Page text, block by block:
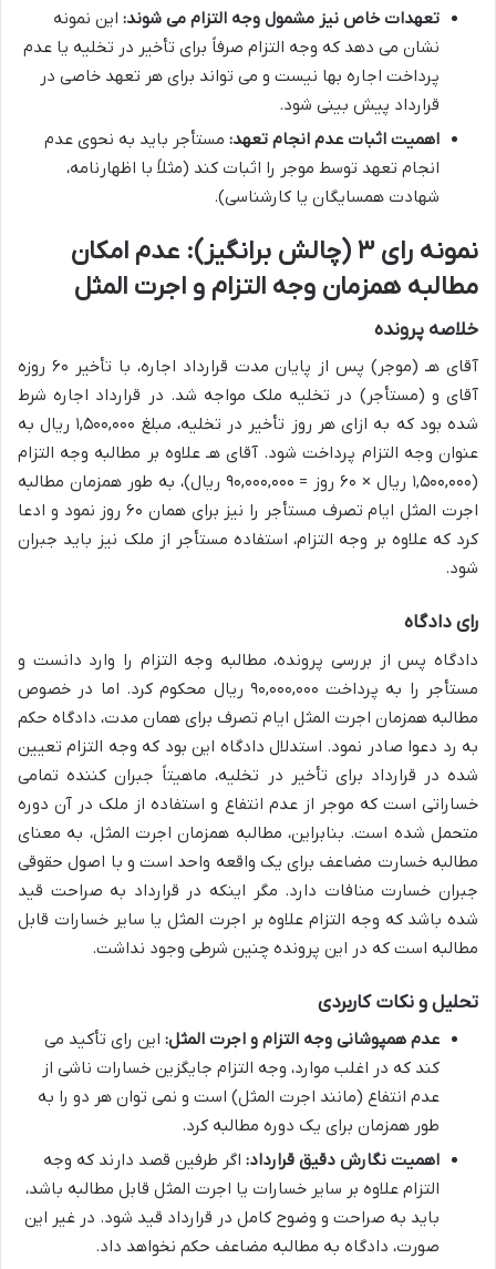
تعهدات خاص نیز مشمول وجه التزام می شوند: این نمونه
نشان می دهد که وجه التزام صرفاً برای تأخیر در تخلیه یا عدم
پرداخت اجاره بها نیست و می تواند برای هر تعهد خاصی در
قرارداد پیش بینی شود.
اهمیت اثبات عدم انجام تعهد: مستأجر باید به نحوی عدم
انجام تعهد توسط موجر را اثبات کند (مثلاً با اظهارنامه،
شهادت همسایگان یا کارشناسی).
نمونه رای ۳ (چالش برانگیز): عدم امکان
مطالبه همزمان وجه التزام و اجرت المثل
خلاصه پرونده
آقای هـ (موجر) پس از پایان مدت قرارداد اجاره، با تأخیر ۶۰ روزه
آقای و (مستأجر) در تخلیه ملک مواجه شد. در قرارداد اجاره شرط
شده بود که به ازای هر روز تأخیر در تخلیه، مبلغ ۱,۵۰۰,۰۰۰ ریال به
عنوان وجه التزام پرداخت شود. آقای هـ علاوه بر مطالبه وجه التزام
(۱,۵۰۰,۰۰۰ ریال × ۶۰ روز = ۹۰,۰۰۰,۰۰۰ ریال)، به طور همزمان مطالبه
اجرت المثل ایام تصرف مستأجر را نیز برای همان ۶۰ روز نمود و ادعا
کرد که علاوه بر وجه التزام، استفاده مستأجر از ملک نیز باید جبران
شود.
رای دادگاه
دادگاه پس از بررسی پرونده، مطالبه وجه التزام را وارد دانست و
مستأجر را به پرداخت ۹۰,۰۰۰,۰۰۰ ریال محکوم کرد. اما در خصوص
مطالبه همزمان اجرت المثل ایام تصرف برای همان مدت، دادگاه حکم
به رد دعوا صادر نمود. استدلال دادگاه این بود که وجه التزام تعیین
شده در قرارداد برای تأخیر در تخلیه، ماهیتاً جبران کننده تمامی
خساراتی است که موجر از عدم انتفاع و استفاده از ملک در آن دوره
متحمل شده است. بنابراین، مطالبه همزمان اجرت المثل، به معنای
مطالبه خسارت مضاعف برای یک واقعه واحد است و با اصول حقوقی
جبران خسارت منافات دارد. مگر اینکه در قرارداد به صراحت قید
شده باشد که وجه التزام علاوه بر اجرت المثل یا سایر خسارات قابل
مطالبه است که در این پرونده چنین شرطی وجود نداشت.
تحلیل و نکات کاربردی
عدم همپوشانی وجه التزام و اجرت المثل: این رای تأکید می
کند که در اغلب موارد، وجه التزام جایگزین خسارات ناشی از
عدم انتفاع (مانند اجرت المثل) است و نمی توان هر دو را به
طور همزمان برای یک دوره مطالبه کرد.
اهمیت نگارش دقیق قرارداد: اگر طرفین قصد دارند که وجه
التزام علاوه بر سایر خسارات یا اجرت المثل قابل مطالبه باشد،
باید به صراحت و وضوح کامل در قرارداد قید شود. در غیر این
صورت، دادگاه به مطالبه مضاعف حکم نخواهد داد.